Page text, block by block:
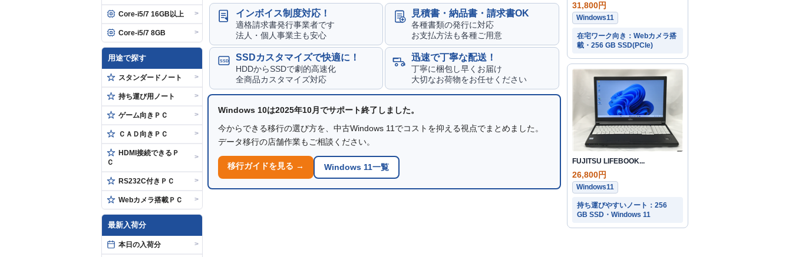
Core-i5/7 16GB以上 >
Core-i5/7 8GB >
用途で探す
スタンダードノート >
持ち運び用ノート >
ゲーム向きＰＣ >
ＣＡＤ向きＰＣ >
HDMI接続できるＰ
Ｃ
>
RS232C付きＰＣ >
Webカメラ搭載ＰＣ >
最新入荷分
本日の入荷分 >
インボイス制度対応！
適格請求書発行事業者です
法人・個人事業主も安心
見積書・納品書・請求書OK
各種書類の発行に対応
お支払方法も各種ご用意
SSD SSDカスタマイズで快適に！
HDDからSSDで劇的高速化
全商品カスタマイズ対応
迅速で丁寧な配送！
丁寧に梱包し早くお届け
大切なお荷物をお任せください
Windows 10は2025年10月でサポート終了しました。
今からできる移行の選び方を、中古Windows 11でコストを抑える視点でまとめました。
データ移行の店舗作業もご相談ください。
移行ガイドを見る → Windows 11一覧
31,800円
Windows11
在宅ワーク向き：Webカメラ搭
載・256 GB SSD(PCIe)
FUJITSU LIFEBOOK...
26,800円
Windows11
持ち運びやすいノート：256
GB SSD・Windows 11